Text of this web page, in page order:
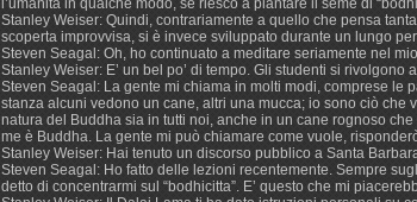
l’umanità in qualche modo, se riesco a piantare il seme di
Stanley Weiser: Quindi, contrariamente a quello che pensa
scoperta improvvisa, si è invece sviluppato durante un lungo
Steven Seagal: Oh, ho continuato a meditare seriamente nel
Stanley Weiser: E’ un bel po’ di tempo. Gli studenti si
Steven Seagal: La gente mi chiama in molti modi, comprese le
stanza alcuni vedono un cane, altri una mucca; io sono ciò che
natura del Buddha sia in tutti noi, anche in un cane rognoso
me è Buddha. La gente mi può chiamare come vuole,
Stanley Weiser: Hai tenuto un discorso pubblico a Santa
Steven Seagal: Ho fatto delle lezioni recentemente. Sempre
detto di concentrarmi sul “bodhicitta”. E’ questo che mi